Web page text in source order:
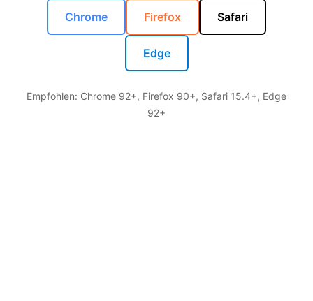
Chrome Firefox Safari
Edge
Empfohlen: Chrome 92+, Firefox 90+, Safari 15.4+, Edge
92+